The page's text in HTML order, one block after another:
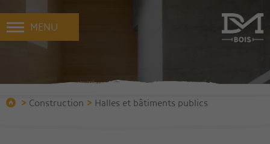
MENU
> Construction > Halles et bâtiments publics